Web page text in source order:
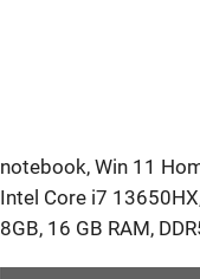
notebook, Win 11
Intel Core i7
8GB, 16 GB RAM,